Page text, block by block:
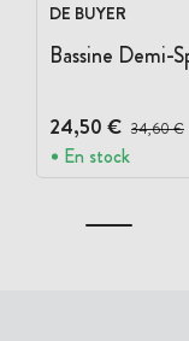
DE BUYER
Bassine Demi-
24,50 € Prix avant
34,60 €
En stock